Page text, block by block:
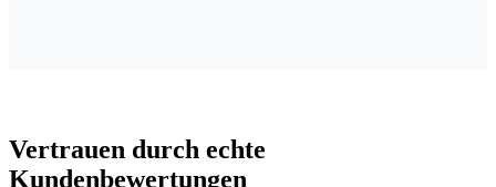
Vertrauen durch echte
Kundenbewertungen